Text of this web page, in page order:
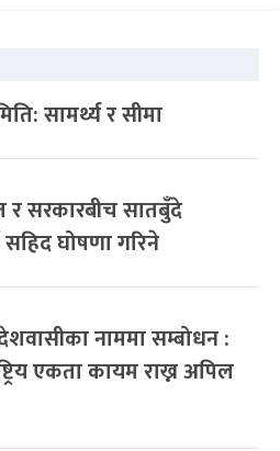
सामर्थ्य र सीमा
र सरकारबीच सातबुँदे
घोषणा गरिने
नाममा सम्बोधन :
एकता कायम राख्न अपिल